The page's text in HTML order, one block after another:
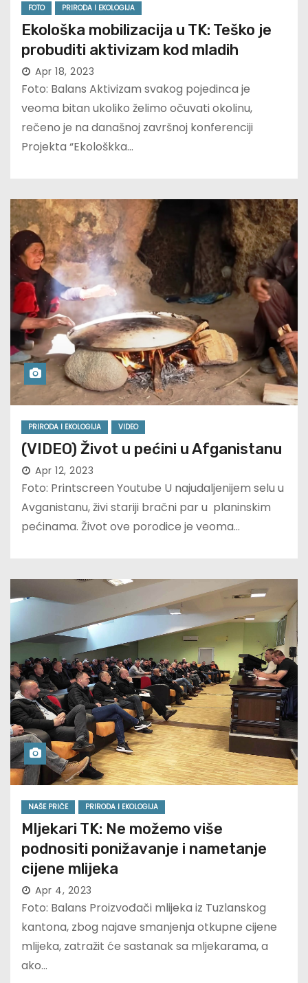
FOTO PRIRODA I EKOLOGIJA
Ekološka mobilizacija u TK: Teško je
probuditi aktivizam kod mladih
Apr 18, 2023
Foto: Balans Aktivizam svakog pojedinca je
veoma bitan ukoliko želimo očuvati okolinu,
rečeno je na današnoj završnoj konferenciji
Projekta “Ekološkka…
PRIRODA I EKOLOGIJA VIDEO
(VIDEO) Život u pećini u Afganistanu
Apr 12, 2023
Foto: Printscreen Youtube U najudaljenijem selu u
Avganistanu, živi stariji bračni par u planinskim
pećinama. Život ove porodice je veoma…
NAŠE PRIČE PRIRODA I EKOLOGIJA
Mljekari TK: Ne možemo više
podnositi ponižavanje i nametanje
cijene mlijeka
Apr 4, 2023
Foto: Balans Proizvođači mlijeka iz Tuzlanskog
kantona, zbog najave smanjenja otkupne cijene
mlijeka, zatražit će sastanak sa mljekarama, a
ako…